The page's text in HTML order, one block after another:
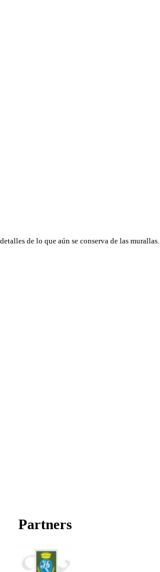
de lo que aún se conserva de las murallas.
Partners